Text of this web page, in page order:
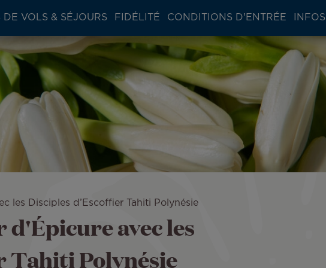
DE VOLS & SÉJOURS FIDÉLITÉ CONDITIONS D'ENTRÉE INFOS
les Disciples d’Escoffier Tahiti Polynésie
avec les
Tahiti Polynésie